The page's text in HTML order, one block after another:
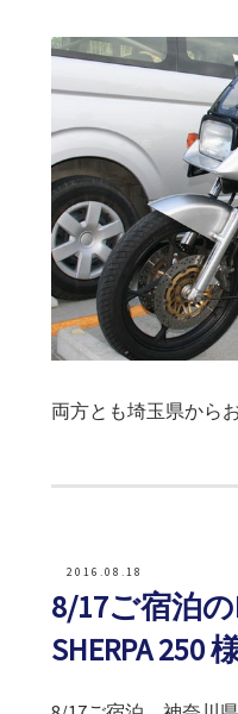
両方とも埼玉県から
2016.08.18
8/17ご宿泊の
SHERPA 250